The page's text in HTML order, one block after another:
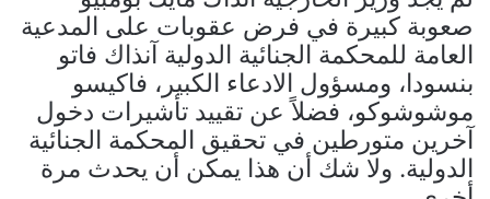
صعوبة كبيرة في فرض عقوبات على المدعية
العامة للمحكمة الجنائية الدولية آنذاك فاتو
بنسودا، ومسؤول الادعاء الكبير، فاكيسو
موشوشوكو، فضلاً عن تقييد تأشيرات دخول
آخرين متورطين في تحقيق المحكمة الجنائية
الدولية. ولا شك أن هذا يمكن أن يحدث مرة